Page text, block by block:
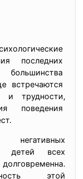
последних
встречаются
и трудности,
поведения
негативных
детей всех
этой